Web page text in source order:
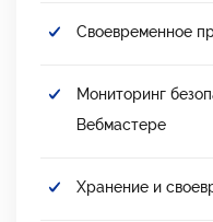
Своевременное
Мониторинг
Вебмастере
Хранение и